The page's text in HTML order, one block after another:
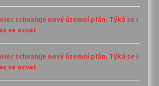
schvaluje nový územní plán. Týká se i
se ozvat
schvaluje nový územní plán. Týká se i
se ozvat